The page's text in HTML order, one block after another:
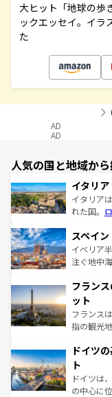
大ヒット「地球の歩
ックエッセイ。イラ
た
AD
AD
人気の国と地域か
イタリア
イタリア
れた国。
ろん、ト
景など、
ピザやパ
ませてく
なお、新
しい。
スペイン
イベリア
注ぐ地中
文化が根
れる闘牛
る。首都
アートに
せる。地
ンテンツ
フラン
ット
フランス
指の観光
で、幅広
聖堂、美
から魅了
れ、フラ
ドイツ
ト
ドイツは
の中心に